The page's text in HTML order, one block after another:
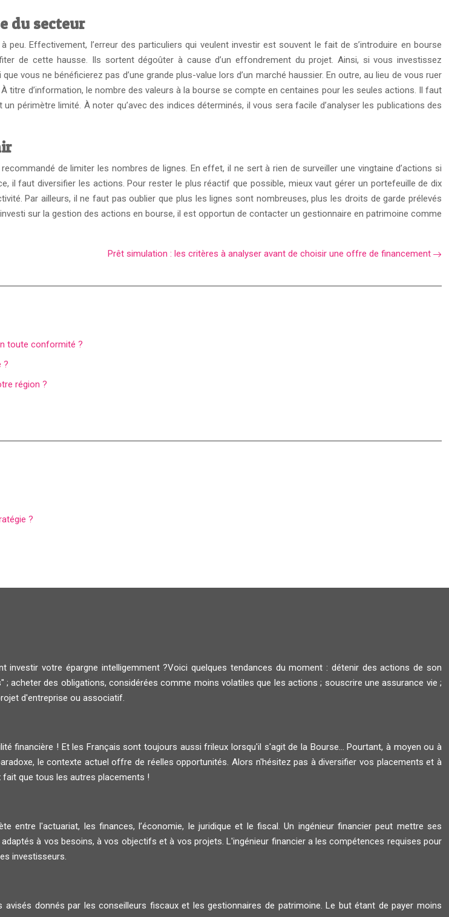
du secteur
peu. Effectivement, l’erreur des particuliers qui veulent investir est souvent le fait de s’introduire en bourse
de cette hausse. Ils sortent dégoûter à cause d’un effondrement du projet. Ainsi, si vous investissez
vous ne bénéficierez pas d’une grande plus-value lors d’un marché haussier. En outre, au lieu de vous ruer
titre d’information, le nombre des valeurs à la bourse se compte en centaines pour les seules actions. Il faut
limité. À noter qu’avec des indices déterminés, il vous sera facile d’analyser les publications des
de limiter les nombres de lignes. En effet, il ne sert à rien de surveiller une vingtaine d’actions si
il faut diversifier les actions. Pour rester le plus réactif que possible, mieux vaut gérer un portefeuille de dix
Par ailleurs, il ne faut pas oublier que plus les lignes sont nombreuses, plus les droits de garde prélevés
sur la gestion des actions en bourse, il est opportun de contacter un gestionnaire en patrimoine comme
Prêt simulation : les critères à analyser avant de choisir une offre de financement
toute conformité ?
?
région ?
?
votre épargne intelligemment ?Voici quelques tendances du moment : détenir des actions de son
des obligations, considérées comme moins volatiles que les actions ; souscrire une assurance vie ;
d'entreprise ou associatif.
financière ! Et les Français sont toujours aussi frileux lorsqu'il s'agit de la Bourse... Pourtant, à moyen ou à
le contexte actuel offre de réelles opportunités. Alors n'hésitez pas à diversifier vos placements et à
que tous les autres placements !
entre l'actuariat, les finances, l’économie, le juridique et le fiscal. Un ingénieur financier peut mettre ses
à vos besoins, à vos objectifs et à vos projets. L'ingénieur financier a les compétences requises pour
investisseurs.
donnés par les conseilleurs fiscaux et les gestionnaires de patrimoine. Le but étant de payer moins